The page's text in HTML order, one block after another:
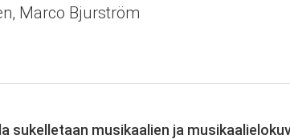
Marco Bjurström
sukelletaan musikaalien ja